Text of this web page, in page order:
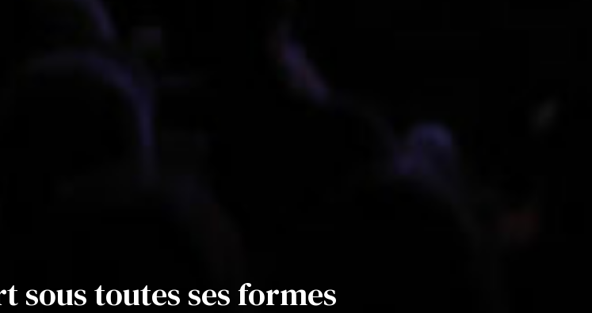
sous toutes ses formes